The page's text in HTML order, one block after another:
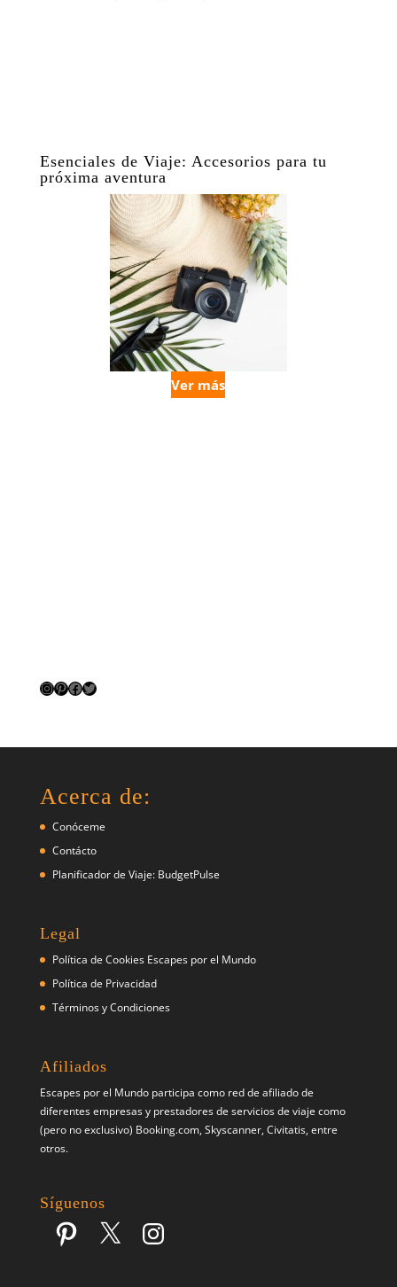
Esenciales de Viaje: Accesorios para tu
próxima aventura
Ver más
Instagram
Pinterest
Facebook
Twitter
Acerca de:
Conóceme
Contácto
Planificador de Viaje: BudgetPulse
Legal
Política de Cookies Escapes por el Mundo
Política de Privacidad
Términos y Condiciones
Afiliados
Escapes por el Mundo participa como red de afiliado de
diferentes empresas y prestadores de servicios de viaje como
(pero no exclusivo) Booking.com, Skyscanner, Civitatis, entre
otros.
Síguenos
Pinterest X Instagram